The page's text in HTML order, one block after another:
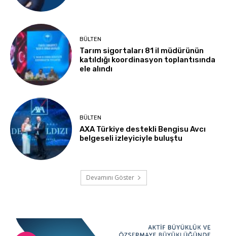
BÜLTEN
Tarım sigortaları 81 il müdürünün
katıldığı koordinasyon toplantısında
ele alındı
BÜLTEN
AXA Türkiye destekli Bengisu Avcı
belgeseli izleyiciyle buluştu
Devamını Göster